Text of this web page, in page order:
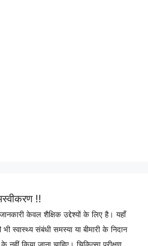
!!
केवल शैक्षिक उद्देश्यों के लिए है। यहाँ
स्वास्थ्य संबंधी समस्या या बीमारी के निदान